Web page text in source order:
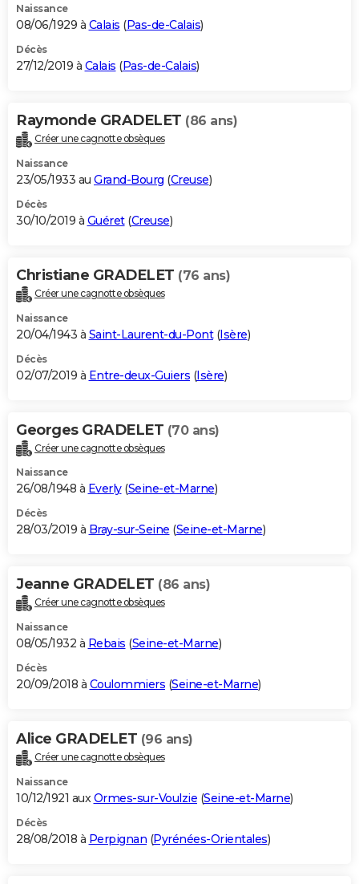
Naissance
08/06/1929 à Calais (Pas-de-Calais)
Décès
27/12/2019 à Calais (Pas-de-Calais)
Raymonde GRADELET (86 ans)
Créer une cagnotte obsèques
Naissance
23/05/1933 au Grand-Bourg (Creuse)
Décès
30/10/2019 à Guéret(Creuse)
Christiane GRADELET (76 ans)
Créer une cagnotte obsèques
Naissance
20/04/1943 à Saint-Laurent-du-Pont(Isère)
Décès
02/07/2019 à Entre-deux-Guiers (Isère)
Georges GRADELET (70 ans)
Créer une cagnotte obsèques
Naissance
26/08/1948 à Everly(Seine-et-Marne)
Décès
28/03/2019 à Bray-sur-Seine (Seine-et-Marne)
Jeanne GRADELET (86 ans)
Créer une cagnotte obsèques
Naissance
08/05/1932 à Rebais (Seine-et-Marne)
Décès
20/09/2018 à Coulommiers (Seine-et-Marne)
Alice GRADELET (96 ans)
Créer une cagnotte obsèques
Naissance
10/12/1921 auxOrmes-sur-Voulzie (Seine-et-Marne)
Décès
28/08/2018 à Perpignan (Pyrénées-Orientales)